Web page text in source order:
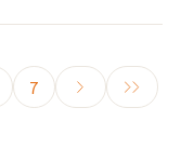
7